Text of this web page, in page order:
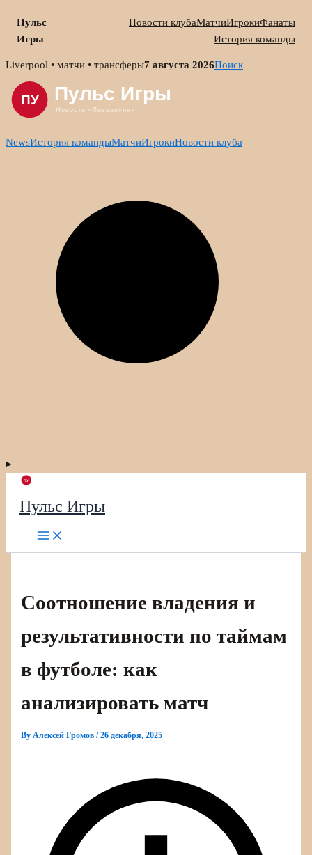
Пульс
Игры
Новости клубаМатчиИгрокиФанаты
История команды
Skip
content
Liverpool • матчи • трансферы7 августа 2026Поиск
NewsИстория командыМатчиИгрокиНовости клуба
Пульс Игры
Соотношение владения и
результативности по таймам
в футболе: как
анализировать матч
By Алексей Громов/26 декабря, 2025